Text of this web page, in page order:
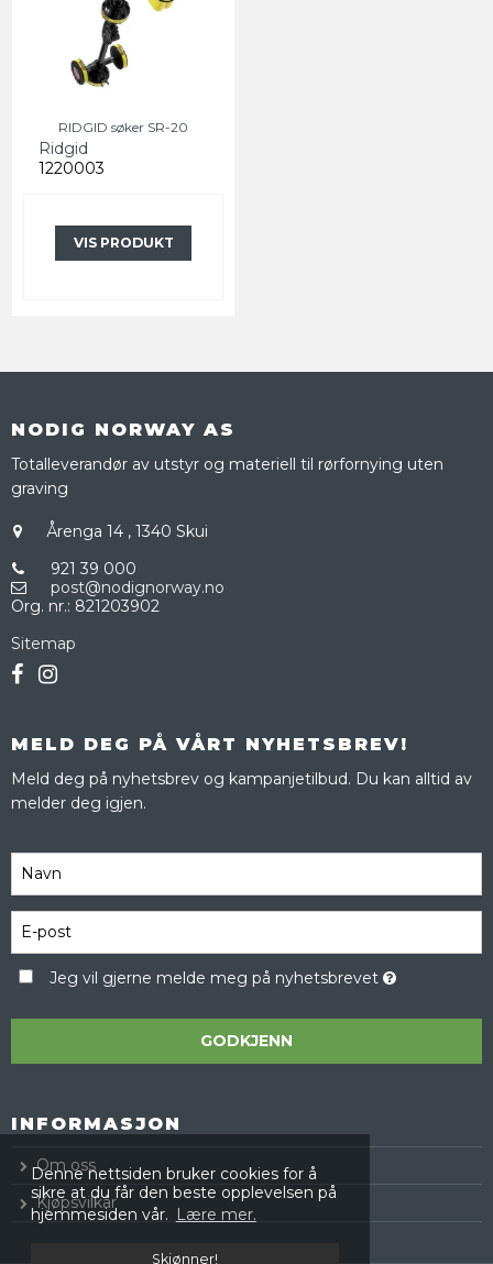
Denne nettsiden bruker cookies for å
sikre at du får den beste opplevelsen på
hjemmesiden vår. Lære mer.
Skjønner!
RIDGID søker SR-20
Ridgid
1220003
VIS PRODUKT
NODIG NORWAY AS
Totalleverandør av utstyr og materiell til rørfornying uten
graving
Årenga 14 , 1340 Skui
921 39 000
post@nodignorway.no
Org. nr.: 821203902
Sitemap
MELD DEG PÅ VÅRT NYHETSBREV!
Meld deg på nyhetsbrev og kampanjetilbud. Du kan alltid av
melder deg igjen.
Jeg vil gjerne melde meg på nyhetsbrevet
GODKJENN
INFORMASJON
Om oss
Kjøpsvilkår